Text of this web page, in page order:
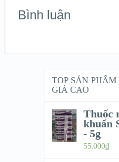
Bình luận
TOP SẢN
GIÁ CAO
Thuốc
khuẩn
- 5g
55.000₫